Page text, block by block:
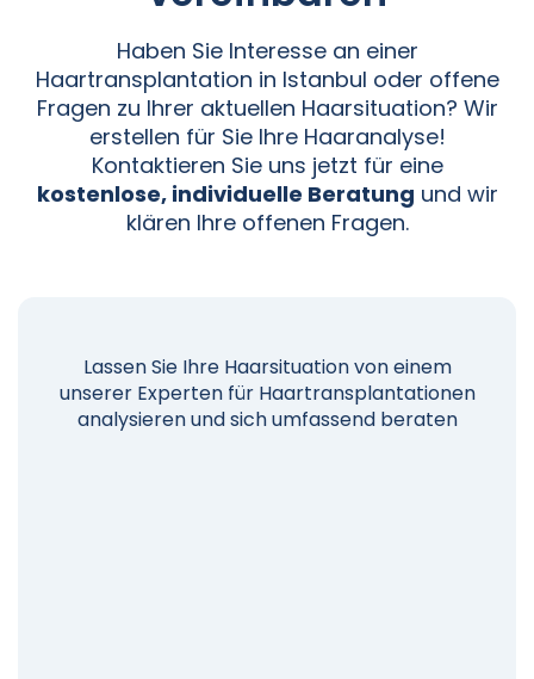
Haben Sie Interesse an einer
Haartransplantation in Istanbul oder offene
Fragen zu Ihrer aktuellen Haarsituation? Wir
erstellen für Sie Ihre Haaranalyse!
Kontaktieren Sie uns jetzt für eine
kostenlose, individuelle Beratung und wir
klären Ihre offenen Fragen.
Lassen Sie Ihre Haarsituation von einem
unserer Experten für Haartransplantationen
analysieren und sich umfassend beraten